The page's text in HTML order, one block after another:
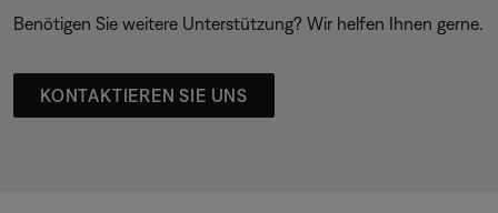
Benötigen Sie weitere Unterstützung? Wir helfen Ihnen gerne.
KONTAKTIEREN SIE UNS